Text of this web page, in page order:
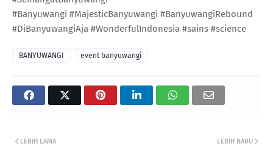
#Banyuwangi #MajesticBanyuwangi #BanyuwangiRebound
#DiBanyuwangiAja #WonderfulIndonesia #sains #science
BANYUWANGI event banyuwangi
LEBIH BARU
LEBIH LAMA